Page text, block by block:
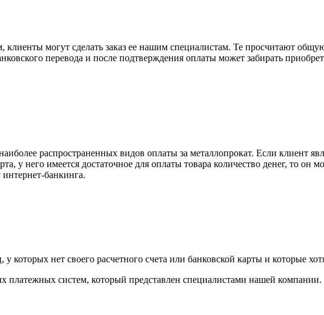
могут сделать заказ ее нашим специалистам. Те просчитают
перевода и после подтверждения оплаты может забирать
распространенных видов оплаты за металлопрокат. Если клиент
у него имеется достаточное для оплаты товара количество денег, то
банкинга.
нет своего расчетного счета или банковской карты и которые
платежных систем, который представлен специалистами нашей компании.